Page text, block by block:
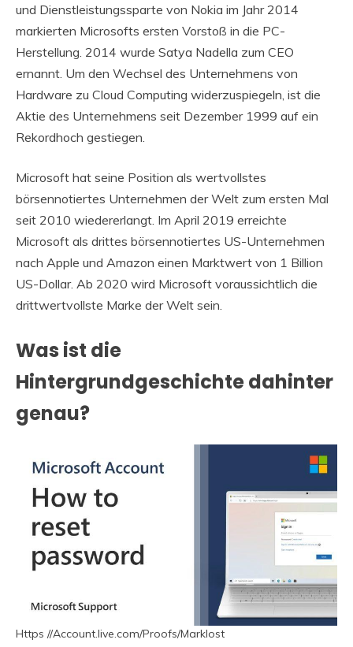
und Dienstleistungssparte von Nokia im Jahr 2014
markierten Microsofts ersten Vorstoß in die PC-
Herstellung. 2014 wurde Satya Nadella zum CEO
ernannt. Um den Wechsel des Unternehmens von
Hardware zu Cloud Computing widerzuspiegeln, ist die
Aktie des Unternehmens seit Dezember 1999 auf ein
Rekordhoch gestiegen.
Microsoft hat seine Position als wertvollstes
börsennotiertes Unternehmen der Welt zum ersten Mal
seit 2010 wiedererlangt. Im April 2019 erreichte
Microsoft als drittes börsennotiertes US-Unternehmen
nach Apple und Amazon einen Marktwert von 1 Billion
US-Dollar. Ab 2020 wird Microsoft voraussichtlich die
drittwertvollste Marke der Welt sein.
Was ist die
Hintergrundgeschichte dahinter
genau?
Https //Account.live.com/Proofs/Marklost